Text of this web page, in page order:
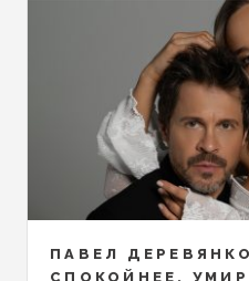
ПАВЕЛ
СПОКОЙНЕЕ,